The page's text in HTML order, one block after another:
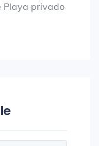
Playa privado